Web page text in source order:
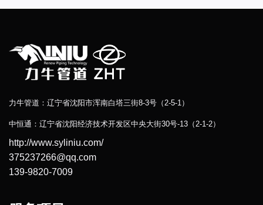
力牛管道：辽宁省沈阳市浑南白塔三街8-3号（2-5-1）
中恒通：辽宁省沈阳经济技术开发区中央大街30号-13（2-1-2）
http://www.syliniu.com/
375237266@qq.com
139-9820-7009